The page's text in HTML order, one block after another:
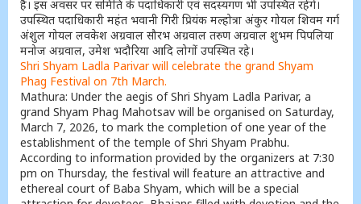
है। इस अवसर पर समिति के पदाधिकारी एवं सदस्यगण भी उपस्थित रहेंगे।
उपस्थित पदाधिकारी महंत भवानी गिरी प्रियंक मल्होत्रा अंकुर गोयल शिवम गर्ग
अंशुल गोयल लवकेश अग्रवाल सौरभ अग्रवाल तरुण अग्रवाल शुभम पिपलिया
मनोज अग्रवाल, उमेश भदौरिया आदि लोगों उपस्थित रहे।
Shri Shyam Ladla Parivar will celebrate the grand Shyam
Phag Festival on 7th March.
Mathura: Under the aegis of Shri Shyam Ladla Parivar, a
grand Shyam Phag Mahotsav will be organised on Saturday,
March 7, 2026, to mark the completion of one year of the
establishment of the temple of Shri Shyam Prabhu.
According to information provided by the organizers at 7:30
pm on Thursday, the festival will feature an attractive and
ethereal court of Baba Shyam, which will be a special